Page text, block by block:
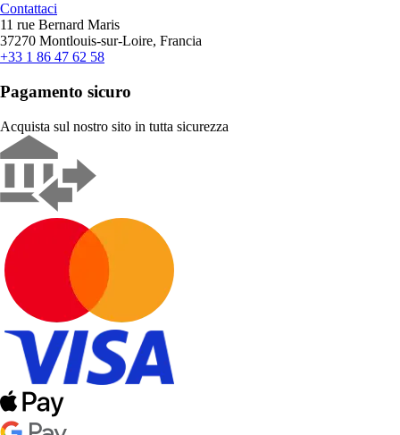
Contattaci
11 rue Bernard Maris
37270 Montlouis-sur-Loire, Francia
+33 1 86 47 62 58
Pagamento sicuro
Acquista sul nostro sito in tutta sicurezza